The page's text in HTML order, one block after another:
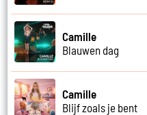
Camille
Blauwen dag
Camille
Blijf zoals je bent